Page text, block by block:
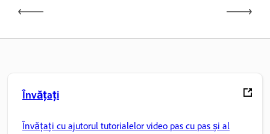
Învățați
Învățați cu ajutorul tutorialelor video pas cu pas și al